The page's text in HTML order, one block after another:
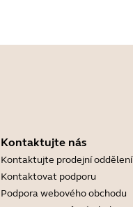
Kontaktujte nás
Kontaktujte prodejní oddělení
Kontaktovat podporu
Podpora webového obchodu